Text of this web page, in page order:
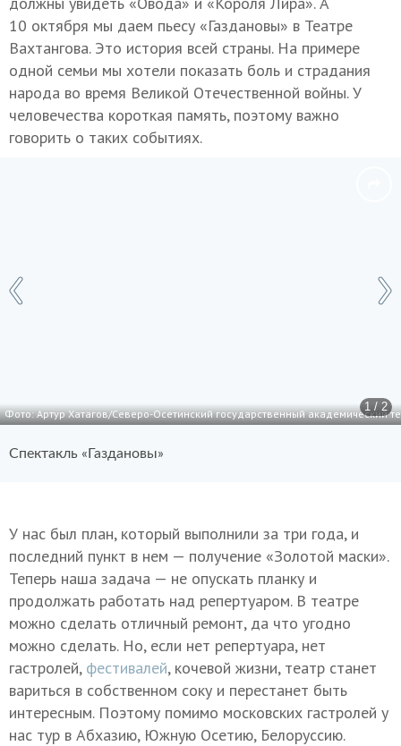
10 октября мы даем пьесу «Газдановы» в Театре
Вахтангова. Это история всей страны. На примере
одной семьи мы хотели показать боль и страдания
народа во время Великой Отечественной войны. У
человечества короткая память, поэтому важно
говорить о таких событиях.
1 / 2
Фото: Артур Хатагов/Северо-Осетинский государственный академический
Спектакль «Газдановы»
У нас был план, который выполнили за три года, и
последний пункт в нем — получение «Золотой маски».
Теперь наша задача — не опускать планку и
продолжать работать над репертуаром. В театре
можно сделать отличный ремонт, да что угодно
можно сделать. Но, если нет репертуара, нет
гастролей, фестивалей, кочевой жизни, театр станет
вариться в собственном соку и перестанет быть
интересным. Поэтому помимо московских гастролей у
нас тур в Абхазию, Южную Осетию, Белоруссию.